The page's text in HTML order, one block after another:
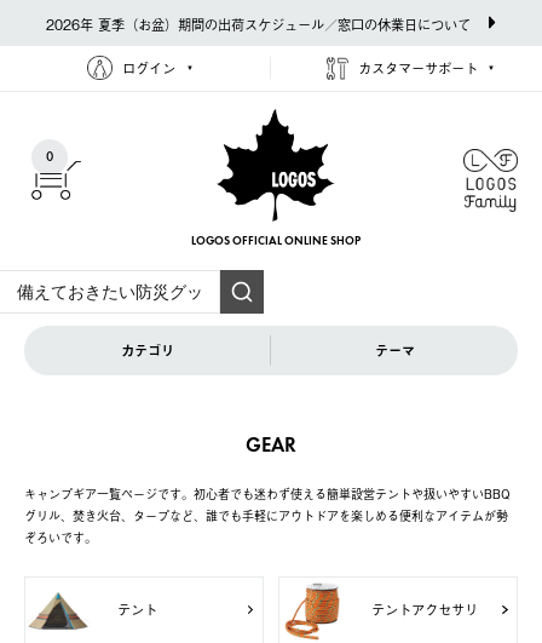
2026年 夏季（お盆）期間の出荷スケジュール／窓口の休業日について
ログイン カスタマーサポート
0
LOGOS OFFICIAL ONLINE SHOP
カテゴリ テーマ
GEAR
キャンプギア一覧ページです。初心者でも迷わず使える簡単設営テントや扱いやすいBBQ
グリル、焚き火台、タープなど、誰でも手軽にアウトドアを楽しめる便利なアイテムが勢
ぞろいです。
テント テントアクセサリ